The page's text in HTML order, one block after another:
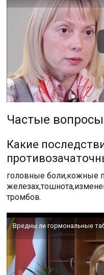
Частые вопросы
Какие
головные боли,кожные
тромбов.
Вредны ли гормональные